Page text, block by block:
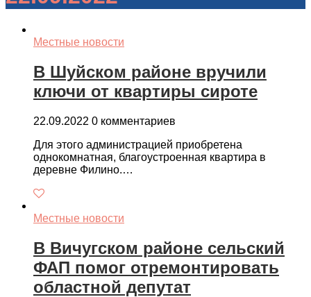
Местные новости
В Шуйском районе вручили
ключи от квартиры сироте
22.09.2022 0 комментариев
Для этого администрацией приобретена
однокомнатная, благоустроенная квартира в
деревне Филино.…
Местные новости
В Вичугском районе сельский
ФАП помог отремонтировать
областной депутат